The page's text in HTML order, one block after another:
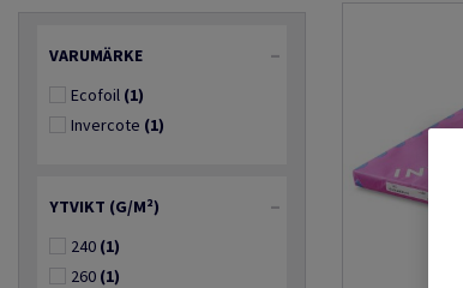
VARUMÄRKE
Ecofoil (1)
Invercote (1)
YTVIKT (G/M²)
240 (1)
260 (1)